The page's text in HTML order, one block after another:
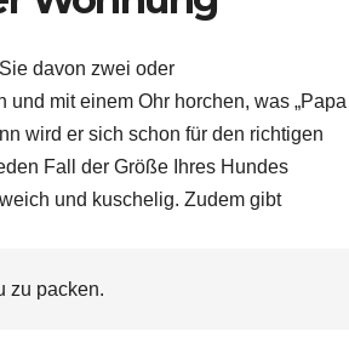
davon zwei oder
und mit einem Ohr horchen, was „Papa
wird er sich schon für den richtigen
Fall der Größe Ihres Hundes
und kuschelig. Zudem gibt
zu packen.